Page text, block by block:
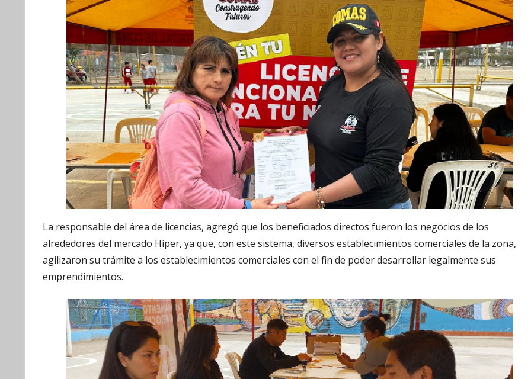
La responsable del área de licencias, agregó que los beneficiados directos fueron los negocios de los
alrededores del mercado Híper, ya que, con este sistema, diversos establecimientos comerciales de la zona,
agilizaron su trámite a los establecimientos comerciales con el fin de poder desarrollar legalmente sus
emprendimientos.